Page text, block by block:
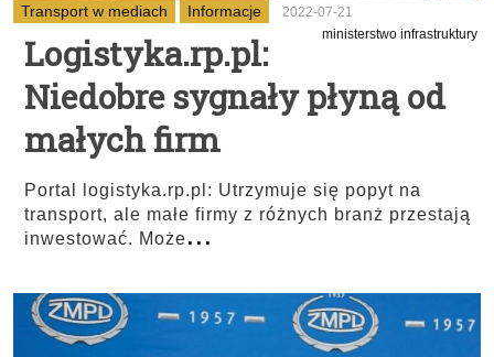
Transport w mediach Informacje
2022-07-21
ministerstwo infrastruktury
Logistyka.rp.pl:
Niedobre sygnały płyną od
małych firm
Portal logistyka.rp.pl: Utrzymuje się popyt na
transport, ale małe firmy z różnych branż przestają
inwestować. Może...